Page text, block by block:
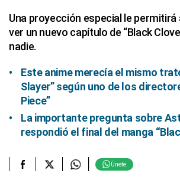
Una proyección especial le
ver un nuevo capítulo de “Black
nadie.
Este anime merecía el mismo
Slayer” según uno de los
Piece”
La importante pregunta sobre
respondió el final del manga
Únete